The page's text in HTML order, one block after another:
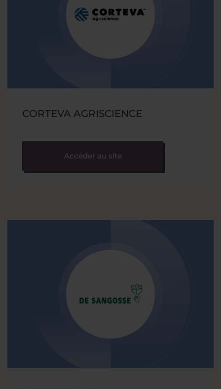
CORTEVA AGRISCIENCE
Accéder au site